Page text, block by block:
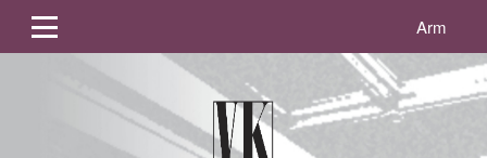
Arm